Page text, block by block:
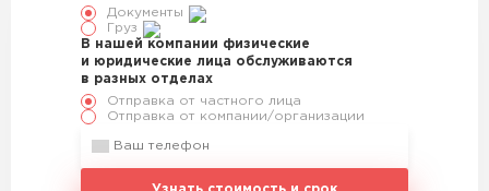
Документы
Груз
В нашей компании физические
и юридические лица обслуживаются
в разных отделах
Отправка от частного лица
Отправка от компании/организации